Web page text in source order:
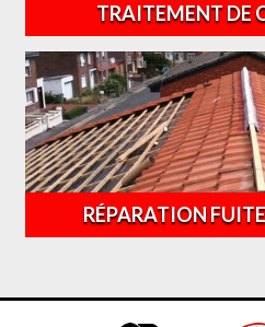
TRAITEMENT DE
RÉPARATION